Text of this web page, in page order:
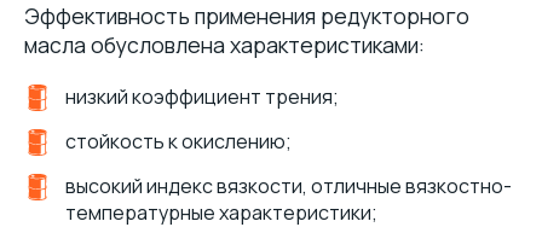
Эффективность применения редукторного
масла обусловлена характеристиками:
низкий коэффициент трения;
стойкость к окислению;
высокий индекс вязкости, отличные вязкостно-
температурные характеристики;